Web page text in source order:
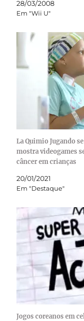
28/03/2008
Em "Wii U"
La Quimio Jugando
mostra videogames
câncer em crianças
20/01/2021
Em "Destaque"
Jogos coreanos em